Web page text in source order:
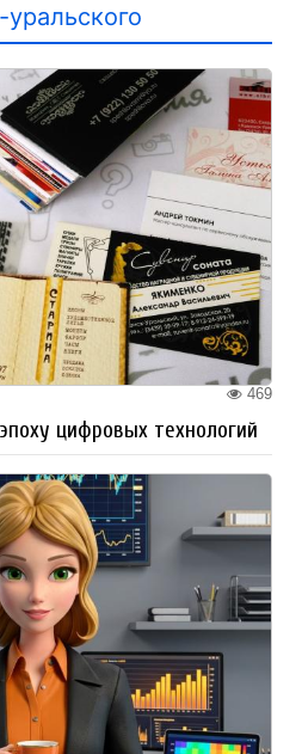
469
цифровых технологий